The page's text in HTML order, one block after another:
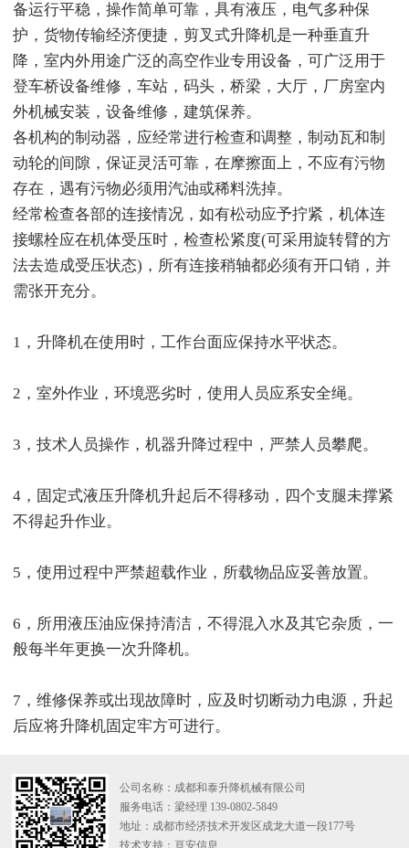
备运行平稳，操作简单可靠，具有液压，电气多种保
护，货物传输经济便捷，剪叉式升降机是一种垂直升
降，室内外用途广泛的高空作业专用设备，可广泛用于
登车桥设备维修，车站，码头，桥梁，大厅，厂房室内
外机械安装，设备维修，建筑保养。
各机构的制动器，应经常进行检查和调整，制动瓦和制
动轮的间隙，保证灵活可靠，在摩擦面上，不应有污物
存在，遇有污物必须用汽油或稀料洗掉。
经常检查各部的连接情况，如有松动应予拧紧，机体连
接螺栓应在机体受压时，检查松紧度(可采用旋转臂的方
法去造成受压状态)，所有连接稍轴都必须有开口销，并
需张开充分。
1，升降机在使用时，工作台面应保持水平状态。
2，室外作业，环境恶劣时，使用人员应系安全绳。
3，技术人员操作，机器升降过程中，严禁人员攀爬。
4，固定式液压升降机升起后不得移动，四个支腿未撑紧
不得起升作业。
5，使用过程中严禁超载作业，所载物品应妥善放置。
6，所用液压油应保持清洁，不得混入水及其它杂质，一
般每半年更换一次升降机。
7，维修保养或出现故障时，应及时切断动力电源，升起
后应将升降机固定牢方可进行。
公司名称：成都和泰升降机械有限公司
服务电话：梁经理 139-0802-5849
地址：成都市经济技术开发区成龙大道一段177号
技术支持： 亘安信息